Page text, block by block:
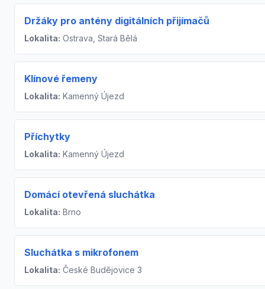
Držáky pro antény digitálních přijímačů
Lokalita: Ostrava, Stará Bělá
Klínové řemeny
Lokalita: Kamenný Újezd
Příchytky
Lokalita: Kamenný Újezd
Domácí otevřená sluchátka
Lokalita: Brno
Sluchátka s mikrofonem
Lokalita: České Budějovice 3